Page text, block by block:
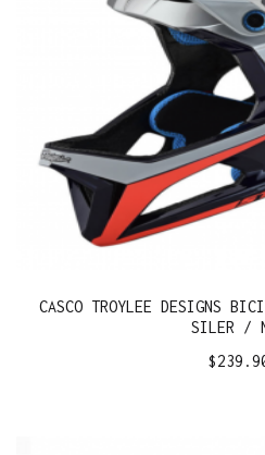
CASCO TROYLEE DESIGNS
SILER /
$